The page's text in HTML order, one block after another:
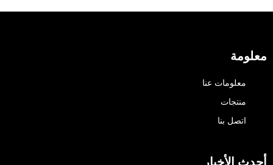
معلومة
معلومات عنا
منتجات
اتصل بنا
أحدث الأخبار